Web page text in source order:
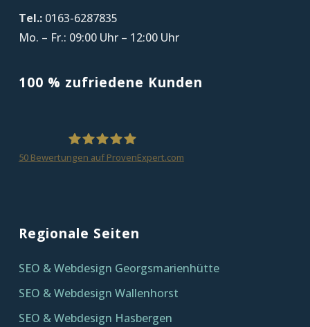
Tel.:0163-6287835
Mo. – Fr.: 09:00 Uhr – 12:00 Uhr
100 % zufriedene Kunden
50Bewertungen auf ProvenExpert.com
Regionale Seiten
SEO & Webdesign Georgsmarienhütte
SEO & Webdesign Wallenhorst
SEO & Webdesign Hasbergen